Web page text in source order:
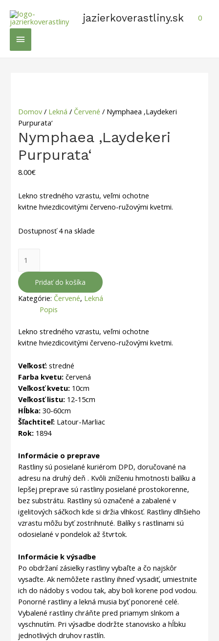
obsah
jazierkoverastliny.sk
Hlavné
0
Domov / Lekná / Červené / Nymphaea ‚Laydekeri
Purpurata‘
Nymphaea ‚Laydekeri
Purpurata‘
8.00€
Lekno stredného vzrastu, veľmi ochotne
kvitnehviezdicovitými červeno-ružovými kvetmi.
Dostupnosť 4 na sklade
Nymphaea
'Laydekeri
Purpurata'
Pridať do košíka
Kategórie: Červené, Lekná
Popis
Lekno stredného vzrastu, veľmi ochotne
kvitnehviezdicovitými červeno-ružovými kvetmi.
Veľkosť:stredné
Farba kvetu:červená
Veľkosť kvetu: 10cm
Veľkosť listu: 12-15cm
Hĺbka:30-60cm
Šľachtiteľ: Latour-Marliac
Rok: 1894
Informácie o preprave
Rastliny sú posielané kuriérom DPD, doručované na
adresu na druhý deň . Kvôli zníženiu hmotnosti balíku a
lepšej preprave sú rastliny posielané prostokorenne,
bez substrátu. Rastliny sú označené a zabalené v
igelitových sáčkoch kde si držia vlhkosť. Rastliny dlhšieho
vzrastu môžu byť zostrihnuté. Balíky s rastlinami sú
odosielané v pondelok až štvrtok.
Informácie k výsadbe
Po obdržaní zásielky rastliny vybaľte a čo najskôr
vysaďte. Ak nemôžete rastliny ihneď vysadiť, umiestnite
ich do nádoby s vodou tak, aby boli korene pod vodou.
Ponorné rastliny a lekná musia byť ponorené celé.
Vybalené rastliny chráňte pred priamym slnkom a
vyschnutím. Pri výsadbe dodržte stanovisko a hĺbku
jednotlivých druhov rastlín.